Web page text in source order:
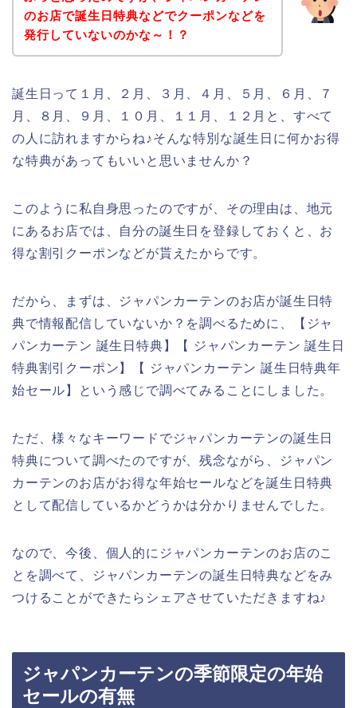
のお店で誕生日特典などでクーポンなどを
発行していないのかな～！？
誕生日って１月、２月、３月、４月、５月、６月、７
月、８月、９月、１０月、１１月、１２月と、すべて
の人に訪れますからね♪そんな特別な誕生日に何かお得
な特典があってもいいと思いませんか？
このように私自身思ったのですが、その理由は、地元
にあるお店では、自分の誕生日を登録しておくと、お
得な割引クーポンなどが貰えたからです。
だから、まずは、ジャパンカーテンのお店が誕生日特
典で情報配信していないか？を調べるために、【ジャ
パンカーテン 誕生日特典】【 ジャパンカーテン 誕生日
特典割引クーポン】【 ジャパンカーテン 誕生日特典年
始セール】という感じで調べてみることにしました。
ただ、様々なキーワードでジャパンカーテンの誕生日
特典について調べたのですが、残念ながら、ジャパン
カーテンのお店がお得な年始セールなどを誕生日特典
として配信しているかどうかは分かりませんでした。
なので、今後、個人的にジャパンカーテンのお店のこ
とを調べて、ジャパンカーテンの誕生日特典などをみ
つけることができたらシェアさせていただきますね♪
ジャパンカーテンの季節限定の年始
セールの有無